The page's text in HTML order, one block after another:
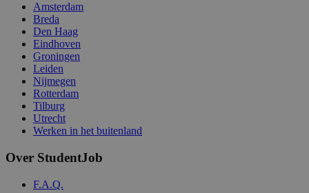
Amsterdam
Breda
Den Haag
Eindhoven
Groningen
Leiden
Nijmegen
Rotterdam
Tilburg
Utrecht
Werken in het buitenland
Over StudentJob
F.A.Q.